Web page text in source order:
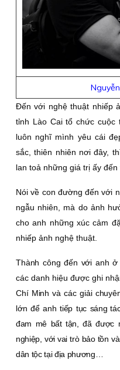
Đến với nghệ thuật nhiếp
tỉnh Lào Cai tổ chức cuộc
luôn nghĩ mình yêu cái
sắc, thiên nhiên nơi đây,
lan toả những giá trị ấy đến
Nói về con đường đến với
ngẫu nhiên, mà do ảnh
cho anh những xúc cảm
nhiếp ảnh nghệ thuật.
Thành công đến với anh
các danh hiệu được ghi
Chí Minh và các giải
lớn để anh tiếp tục sáng
đam mê bất tận, đã được
nghiệp, với vai trò bảo tồn
dân tộc tại địa phương…